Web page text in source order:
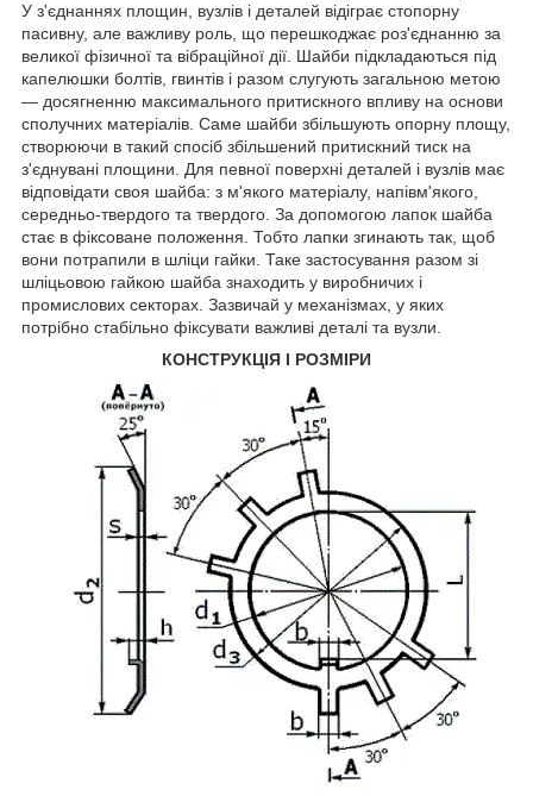
У з'єднаннях площин, вузлів і деталей відіграє стопорну
пасивну, але важливу роль, що перешкоджає роз'єднанню за
великої фізичної та вібраційної дії. Шайби підкладаються під
капелюшки болтів, гвинтів і разом слугують загальною метою
— досягненню максимального притискного впливу на основи
сполучних матеріалів. Саме шайби збільшують опорну площу,
створюючи в такий спосіб збільшений притискний тиск на
з'єднувані площини. Для певної поверхні деталей і вузлів має
відповідати своя шайба: з м'якого матеріалу, напівм'якого,
середньо-твердого та твердого. За допомогою лапок шайба
стає в фіксоване положення. Тобто лапки згинають так, щоб
вони потрапили в шліци гайки. Таке застосування разом зі
шліцьовою гайкою шайба знаходить у виробничих і
промислових секторах. Зазвичай у механізмах, у яких
потрібно стабільно фіксувати важливі деталі та вузли.
КОНСТРУКЦІЯ І РОЗМІРИ